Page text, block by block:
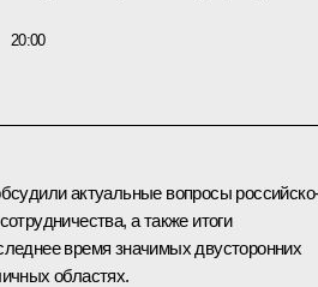
20:00
актуальные вопросы
а также итоги
время значимых двусторонних
областях.